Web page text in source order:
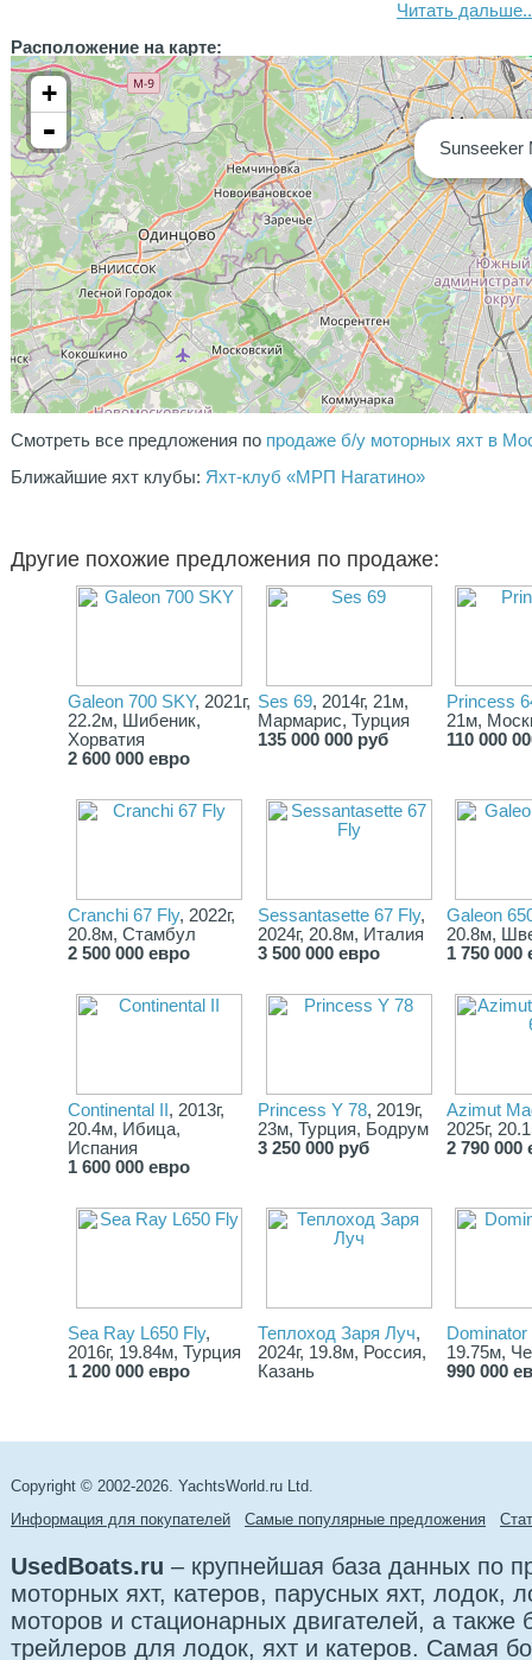
экипажа установлен третий пост управления в корме и камеры
видеонаблюдения.
Читать
Расположение на карте:
Sunseeker
+
-
Смотреть все предложения по продаже б/у моторных яхт в
Ближайшие яхт клубы: Яхт-клуб «МРП Нагатино»
Другие похожие предложения по продаже:
Galeon 700 SKY, 2021г,
22.2м, Шибеник,
Хорватия
2 600 000 евро
Ses 69, 2014г, 21м,
Мармарис, Турция
135 000 000 руб
Princess
21м,
110 000
Cranchi 67 Fly, 2022г,
20.8м, Стамбул
2 500 000 евро
Sessantasette 67 Fly,
2024г, 20.8м, Италия
3 500 000 евро
Galeon
20.8м,
1 750 000
Continental II , 2013г,
20.4м, Ибица,
Испания
1 600 000 евро
Princess Y 78, 2019г,
23м, Турция, Бодрум
3 250 000 руб
Azimut
2025г,
2 790 000
Sea Ray L650 Fly,
2016г, 19.84м, Турция
1 200 000 евро
Теплоход Заря Луч,
2024г, 19.8м, Россия,
Казань
Dominator
19.75м,
990 000
Copyright © 2002-2026. YachtsWorld.ru Ltd.
Информация для покупателей
Самые популярные предложения
UsedBoats.ru – крупнейшая база данных по
моторных яхт, катеров, парусных яхт, лодок,
моторов и стационарных двигателей, а также
трейлеров для лодок, яхт и катеров. Самая